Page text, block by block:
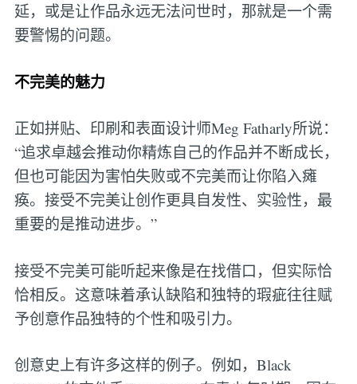
延，或是让作品永远无法问世时，那就是一个需
要警惕的问题。
不完美的魅力
正如拼贴、印刷和表面设计师Meg Fatharly所说：
“追求卓越会推动你精炼自己的作品并不断成长，
但也可能因为害怕失败或不完美而让你陷入瘫
痪。接受不完美让创作更具自发性、实验性，最
重要的是推动进步。”
接受不完美可能听起来像是在找借口，但实际恰
恰相反。这意味着承认缺陷和独特的瑕疵往往赋
予创意作品独特的个性和吸引力。
创意史上有许多这样的例子。例如，Black